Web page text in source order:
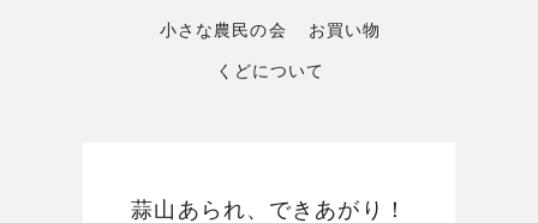
小さな農民の会
お買い物
くどについて
蒜山あられ、できあがり！